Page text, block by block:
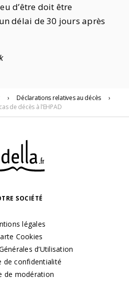
d’être doit être
délai de 30 jours après
› Déclarations relatives au décès
›
de décès à l’EHPAD
SOCIÉTÉ
légales
Cookies
d’Utilisation
de confidentialité
de modération